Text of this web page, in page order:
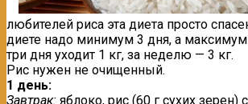
любителей риса эта диета просто
диете надо минимум 3 дня, а
три дня уходит 1 кг, за неделю — 3 кг.
Рис нужен не очищенный.
1 день:
Завтрак: яблоко, рис (60 г сухих зерен)